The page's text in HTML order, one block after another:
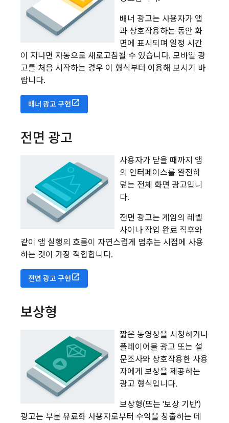
배너 광고는 사용자가 앱
과 상호작용하는 동안 화
면에 표시되며 일정 시간
이 지나면 자동으로 새로고침될 수 있습니다. 모바일 광
고를 처음 시작하는 경우 이 형식부터 이용해 보시기 바
랍니다.
배너 광고 구현
전면 광고
사용자가 닫을 때까지 앱
의 인터페이스를 완전히
덮는 전체 화면 광고입니
다.
전면 광고는 게임의 레벨
사이나 작업 완료 직후와
같이 앱 실행의 흐름이 자연스럽게 멈추는 시점에 사용
하는 것이 가장 적합합니다.
전면 광고 구현
보상형
짧은 동영상을 시청하거나
플레이어블 광고 또는 설
문조사와 상호작용한 사용
자에게 보상을 제공하는
광고 형식입니다.
보상형(또는 '보상 기반')
광고는 부분 유료화 사용자로부터 수익을 창출하는 데